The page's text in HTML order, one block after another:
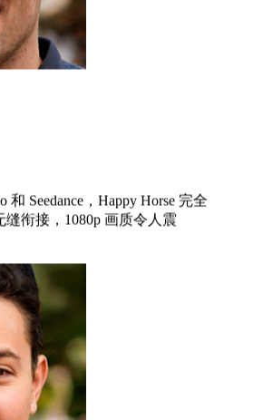
和 Seedance，Happy Horse 完全
缝衔接，1080p 画质令人震